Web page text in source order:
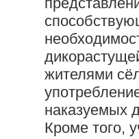
жителями
наказуемых
Кроме того,